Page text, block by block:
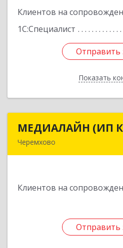
Клиентов на
1С:Специалист
Отправить
Показать
Отправить
Назад
МЕДИАЛАЙН (ИП
Черемхово
Клиентов на
Отправить
МЕДИАЛАЙН
Отправить